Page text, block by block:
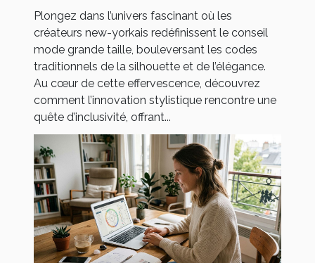
Plongez dans l’univers fascinant où les
créateurs new-yorkais redéfinissent le conseil
mode grande taille, bouleversant les codes
traditionnels de la silhouette et de l’élégance.
Au cœur de cette effervescence, découvrez
comment l’innovation stylistique rencontre une
quête d’inclusivité, offrant...